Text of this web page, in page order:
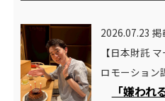
2026.07.23 掲
【日本財託
ロモーション
「嫌わ